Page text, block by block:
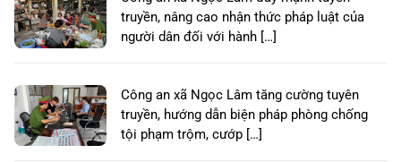
truyền, nâng cao nhận thức pháp luật của
người dân đối với hành […]
Công an xã Ngọc Lâm tăng cường tuyên
truyền, hướng dẫn biện pháp phòng chống
tội phạm trộm, cướp […]